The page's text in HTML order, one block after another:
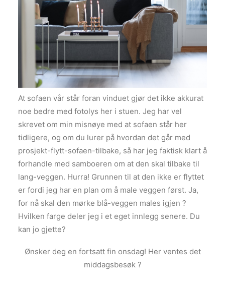
At sofaen vår står foran vinduet gjør det ikke akkurat
noe bedre med fotolys her i stuen. Jeg har vel
skrevet om min misnøye med at sofaen står her
tidligere, og om du lurer på hvordan det går med
prosjekt-flytt-sofaen-tilbake, så har jeg faktisk klart å
forhandle med samboeren om at den skal tilbake til
lang-veggen. Hurra! Grunnen til at den ikke er flyttet
er fordi jeg har en plan om å male veggen først. Ja,
for nå skal den mørke blå-veggen males igjen ?
Hvilken farge deler jeg i et eget innlegg senere. Du
kan jo gjette?
Ønsker deg en fortsatt fin onsdag! Her ventes det
middagsbesøk ?